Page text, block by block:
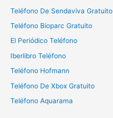
Teléfono De Sendaviva Gratuito
Teléfono Bioparc Gratuito
El Periódico Teléfono
Iberlibro Teléfono
Teléfono Hofmann
Teléfono De Xbox Gratuito
Teléfono Aquarama